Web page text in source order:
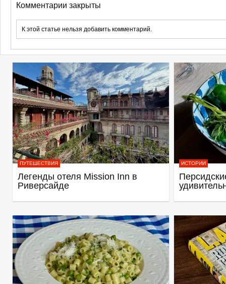
Комментарии закрыты
К этой статье нельзя добавить комментарий.
ПУТЕШЕСТВИЯ
Легенды отеля Mission Inn в
Риверсайде
ИСТОРИИ